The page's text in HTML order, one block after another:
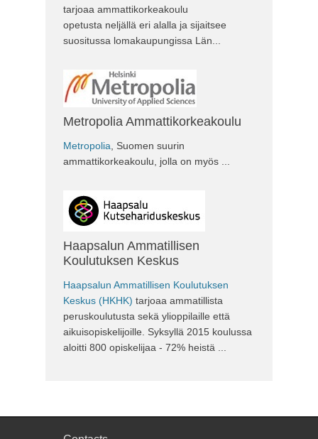
tarjoaa ammattikorkeakoulu
opetusta neljällä eri alalla ja sijaitsee
suositussa lomakaupungissa Län...
Metropolia Ammattikorkeakoulu
Metropolia , Suomen suurin
ammattikorkeakoulu, jolla on myös ...
Haapsalun Ammatillisen
Koulutuksen Keskus
Haapsalun Ammatillisen Koulutuksen
Keskus (HKHK) tarjoaa ammatillista
peruskoulutusta sekä ylioppilaille että
aikuisopiskelijoille. Syksyllä 2015 koulussa
aloitti 800 opiskelijaa - 72% heistä ...